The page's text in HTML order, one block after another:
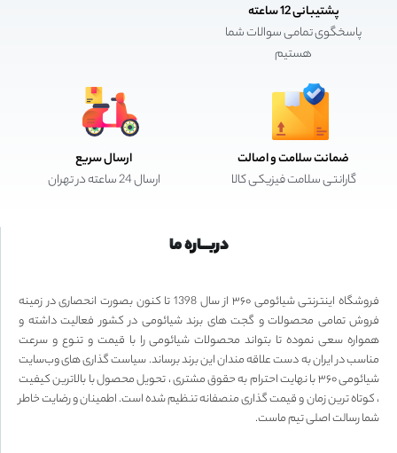
پشتیبانی 12 ساعته
پاسخگوی تمامی سوالات شما
هستیم
ضمانت سلامت و اصالت
گارانتی سلامت فیزیکی کالا
ارسال سریع
ارسال 24 ساعته در تهران
دربـــاره ما
فروشگاه اینترنتی شیائومی ۳۶۰ از سال 1398 تا کنون بصورت انحصاری در زمینه
فروش تمامی محصولات و گجت های برند شیائومی در کشور فعالیت داشته و
همواره سعی نموده تا بتواند محصولات شیائومی را با قیمت و تنوع و سرعت
مناسب در ایران به دست علاقه مندان این برند برساند. سیاست گذاری های وب‌سایت
شیائومی ۳۶۰ با نهایت احترام به حقوق مشتری ، تحویل محصول با بالاترین کیفیت
، کوتاه ترین زمان و قیمت گذاری منصفانه تنظیم شده است. اطمینان و رضایت خاطر
شما رسالت اصلی تیم ماست.